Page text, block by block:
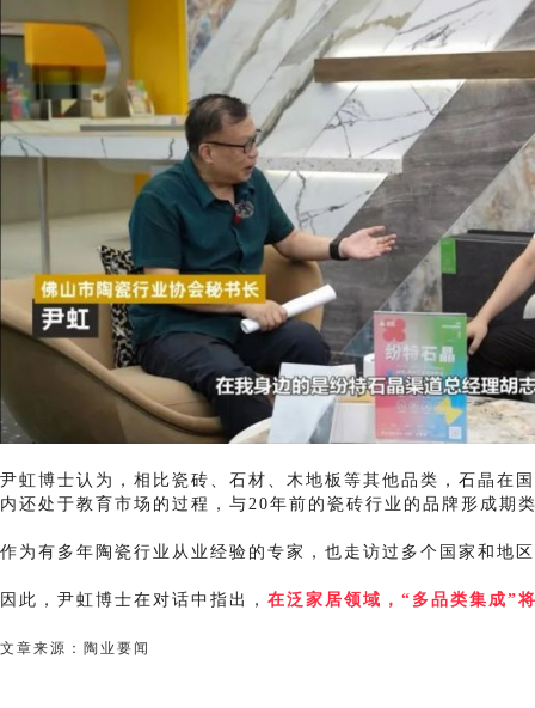
尹虹博士认为，相比瓷砖、石材、木地板等其他品类，石晶在
内还处于教育市场的过程，与20年前的瓷砖行业的品牌形成期
作为有多年陶瓷行业从业经验的专家，也走访过多个国家和地
因此，尹虹博士在对话中指出， 在泛家居领域，“多品类集成”
文章来源： 陶业要闻